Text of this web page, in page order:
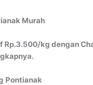
Murah
kg dengan
Pontianak